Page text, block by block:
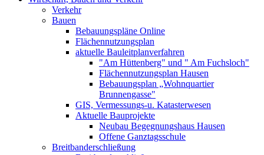
Verkehr
Bauen
Bebauungspläne Online
Flächennutzungsplan
aktuelle Bauleitplanverfahren
"Am Hüttenberg" und " Am Fuchsloch"
Flächennutzungsplan Hausen
Bebauungsplan „Wohnquartier
Brunnengasse"
GIS, Vermessungs-u. Katasterwesen
Aktuelle Bauprojekte
Neubau Begegnungshaus Hausen
Offene Ganztagsschule
Breitbanderschließung